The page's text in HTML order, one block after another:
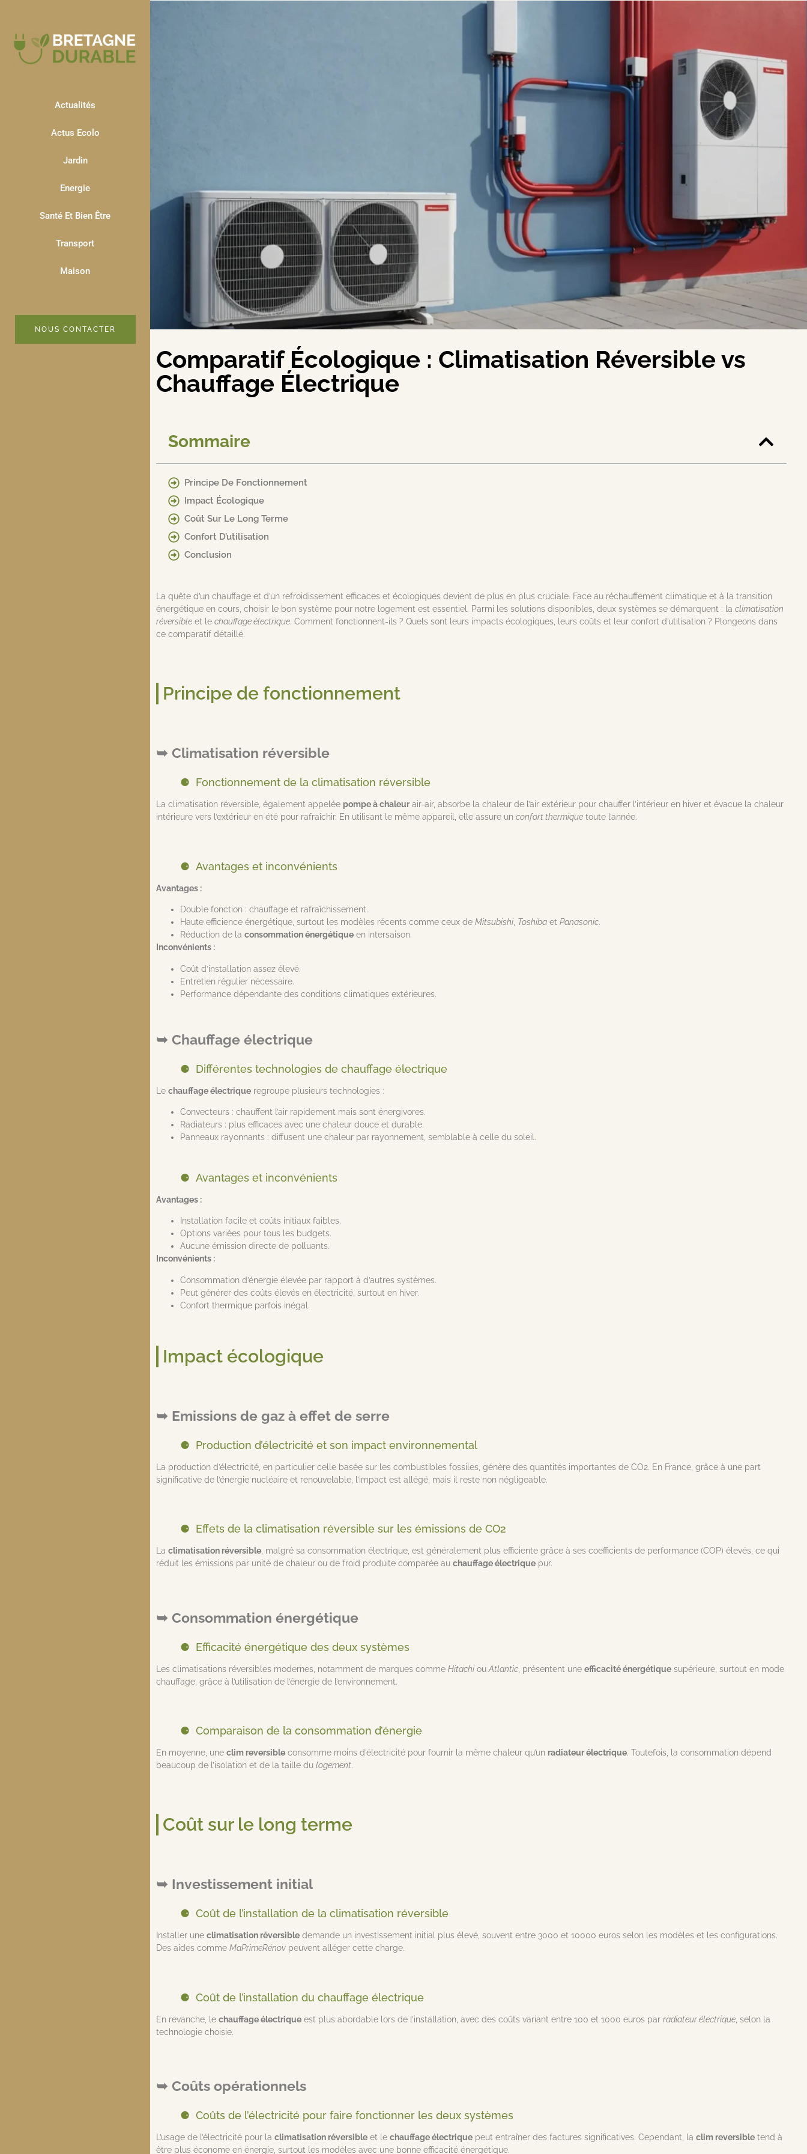
Actualités
Actus Ecolo
Jardin
Energie
Santé Et Bien Être
Transport
Maison
NOUS CONTACTER
Comparatif Écologique : Climatisation Réversible vs
Chauffage Électrique
Sommaire
Principe De Fonctionnement
Impact Écologique
Coût Sur Le Long Terme
Confort D’utilisation
Conclusion
La quête d’un chauffage et d’un refroidissement efficaces et écologiques devient de plus en plus cruciale. Face au réchauffement climatique et à la transition
énergétique en cours, choisir le bon système pour notre logement est essentiel. Parmi les solutions disponibles, deux systèmes se démarquent : la climatisation
réversible et le chauffage électrique. Comment fonctionnent-ils ? Quels sont leurs impacts écologiques, leurs coûts et leur confort d’utilisation ? Plongeons dans
ce comparatif détaillé.
Principe de fonctionnement
Climatisation réversible
Fonctionnement de la climatisation réversible
La climatisation réversible, également appelée pompe à chaleurair-air, absorbe la chaleur de l’air extérieur pour chauffer l’intérieur en hiver et évacue la chaleur
intérieure vers l’extérieur en été pour rafraîchir. En utilisant le même appareil, elle assure un confort thermique toute l’année.
Avantages et inconvénients
Avantages :
Double fonction : chauffage et rafraîchissement.
Haute efficience énergétique, surtout les modèles récents comme ceux de Mitsubishi Toshiba et Panasonic.
Réduction de la consommation énergétique en intersaison.
Inconvénients :
Coût d’installation assez élevé.
Entretien régulier nécessaire.
Performance dépendante des conditions climatiques extérieures.
Chauffage électrique
Différentes technologies de chauffage électrique
Le chauffage électrique regroupe plusieurs technologies :
Convecteurs : chauffent l’air rapidement mais sont énergivores.
Radiateurs : plus efficaces avec une chaleur douce et durable.
Panneaux rayonnants : diffusent une chaleur par rayonnement, semblable à celle du soleil.
Avantages et inconvénients
Avantages :
Installation facile et coûts initiaux faibles.
Options variées pour tous les budgets.
Aucune émission directe de polluants.
Inconvénients :
Consommation d’énergie élevée par rapport à d’autres systèmes.
Peut générer des coûts élevés en électricité, surtout en hiver.
Confort thermique parfois inégal.
Impact écologique
Emissions de gaz à effet de serre
Production d’électricité et son impact environnemental
La production d’électricité, en particulier celle basée sur les combustibles fossiles, génère des quantités importantes de CO2. En France, grâce à une part
significative de l’énergie nucléaire et renouvelable, l’impact est allégé, mais il reste non négligeable.
Effets de la climatisation réversible sur les émissions de CO2
La climatisation réversible , malgré sa consommation électrique, est généralement plus efficiente grâce à ses coefficients de performance (COP) élevés, ce qui
réduit les émissions par unité de chaleur ou de froid produite comparée au chauffage électrique pur.
Consommation énergétique
Efficacité énergétique des deux systèmes
Les climatisations réversibles modernes, notamment de marques comme Hitachi ou Atlantic , présentent une efficacité énergétique supérieure, surtout en mode
chauffage, grâce à l’utilisation de l’énergie de l’environnement.
Comparaison de la consommation d’énergie
En moyenne, une clim reversible consomme moins d’électricité pour fournir la même chaleur qu’un radiateur électrique. Toutefois, la consommation dépend
beaucoup de l’isolation et de la taille du logement.
Coût sur le long terme
Investissement initial
Coût de l’installation de la climatisation réversible
Installer une climatisation réversible demande un investissement initial plus élevé, souvent entre 3000 et 10000 euros selon les modèles et les configurations.
Des aides comme MaPrimeRénov peuvent alléger cette charge.
Coût de l’installation du chauffage électrique
En revanche, le chauffage électrique est plus abordable lors de l’installation, avec des coûts variant entre 100 et 1000 euros par radiateur électrique , selon la
technologie choisie.
Coûts opérationnels
Coûts de l’électricité pour faire fonctionner les deux systèmes
L’usage de l’électricité pour la climatisation réversible et le chauffage électrique peut entraîner des factures significatives. Cependant, la clim reversible tend à
être plus économe en énergie, surtout les modèles avec une bonne efficacité énergétique.